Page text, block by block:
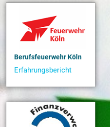
Berufsfeuerwehr Köln
Erfahrungsbericht